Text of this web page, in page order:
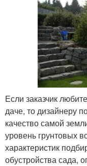
Если заказчик
даче, то дизайнеру
качество самой
уровень грунтовых
характеристик
обустройства сада,